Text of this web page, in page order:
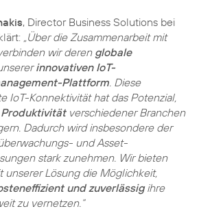
, Director Business Solutions bei
„Über die Zusammenarbeit mit
wir deren globale
innovativen IoT-
Plattform. Diese
IoT-Konnektivität hat das Potenzial,
Produktivitätverschiedener Branchen
Dadurch wird insbesondere der
und Asset-
stark zunehmen. Wir bieten
unserer Lösung die Möglichkeit,
und zuverlässigihre
zu vernetzen.“